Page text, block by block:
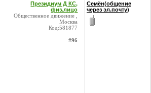
Президиум Д КС,
физ.лицо
Общественное движение ,
Москва
Код:581877
#96
Семён(общение
через эл.почту)